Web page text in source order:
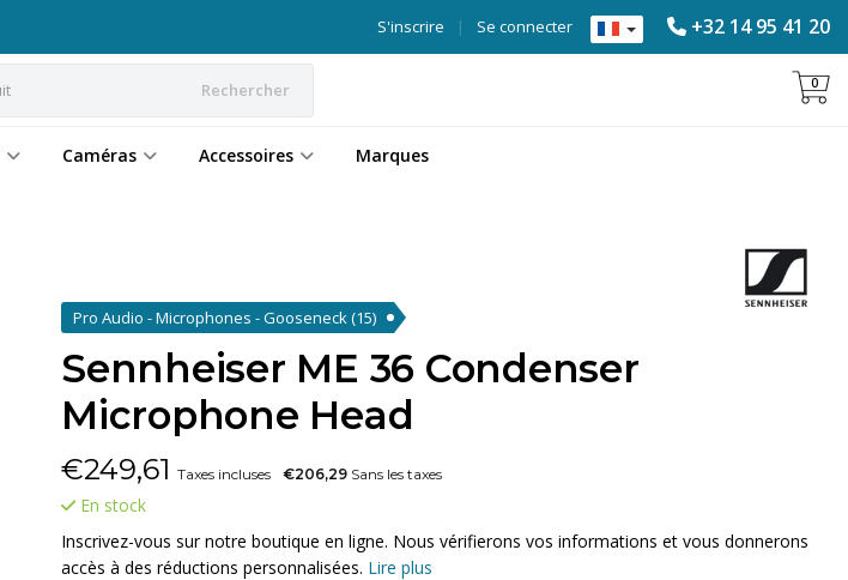
+32 14 95 41 20
Se connecter
|
S'inscrire
Rechercher 0
Caméras Accessoires Marques
Pro Audio - Microphones - Gooseneck(15)
Sennheiser ME 36 Condenser
Microphone Head
€249,61 Taxes incluses €206,29 Sans les taxes
En stock
Inscrivez-vous sur notre boutique en ligne. Nous vérifierons vos informations et vous donnerons
accès à des réductions personnalisées. Lire plus